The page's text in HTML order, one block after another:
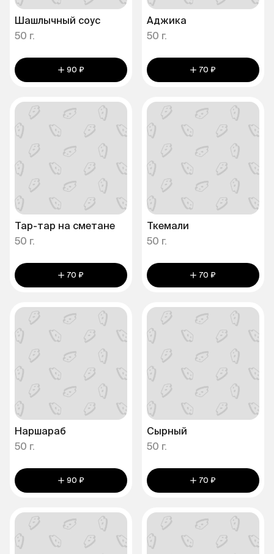
Шашлычный соус
50 г.
90 ₽
Аджика
50 г.
70 ₽
Тар-тар на сметане
50 г.
70 ₽
Ткемали
50 г.
70 ₽
Наршараб
50 г.
90 ₽
Сырный
50 г.
70 ₽